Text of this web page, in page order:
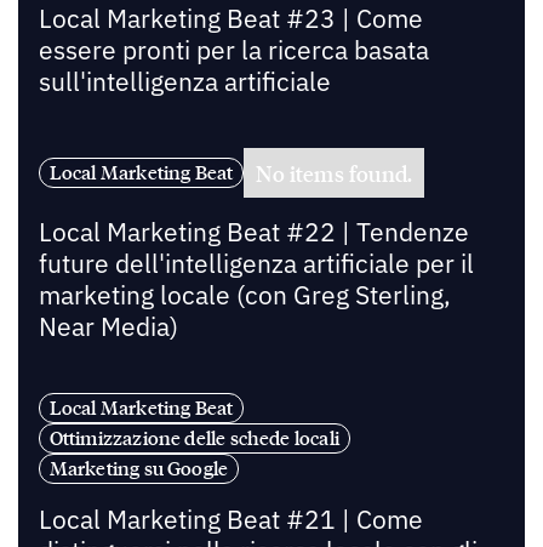
Local Marketing Beat #23 | Come
essere pronti per la ricerca basata
sull'intelligenza artificiale
Local Marketing Beat No items found.
Local Marketing Beat #22 | Tendenze
future dell'intelligenza artificiale per il
marketing locale (con Greg Sterling,
Near Media)
Local Marketing Beat
Ottimizzazione delle schede locali
Marketing su Google
Local Marketing Beat #21 | Come